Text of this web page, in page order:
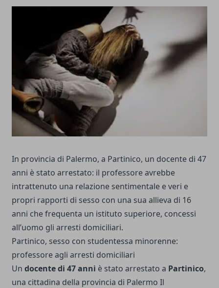
In provincia di Palermo, a Partinico, un docente di 47
anni è stato arrestato: il professore avrebbe
intrattenuto una relazione sentimentale e veri e
propri rapporti di sesso con una sua allieva di 16
anni che frequenta un istituto superiore, concessi
all’uomo gli arresti domiciliari.
Partinico, sesso con studentessa minorenne:
professore agli arresti domiciliari
Un docente di 47 anni è stato arrestato a Partinico,
una cittadina della provincia di Palermo Il